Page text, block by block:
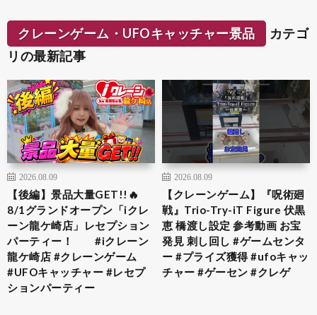
クレーンゲーム・UFOキャッチャー景品
カテゴ
リの最新記事
2026.08.09
【後編】景品大量GET!!🔥
8/1グランドオープン「iクレ
ーン龍ケ崎店」レセプション
パーティー！ #iクレーン
龍ケ崎店 #クレーンゲーム
#UFOキャッチャー #レセプ
ションパーティー
2026.08.09
【クレーンゲーム】『呪術廻
戦』Trio-Try-iT Figure 伏黒
恵 橋渡し設定 参考動画 お宝
発見 刺し回し #ゲームセンタ
ー #プライズ獲得 #ufoキャッ
チャー #ゲーセン #クレゲ